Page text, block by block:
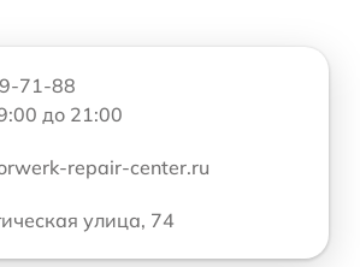
71-88
до 21:00
repair-center.ru
улица, 74